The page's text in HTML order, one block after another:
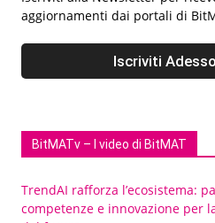
aggiornamenti dai portali di
BitMATv – I video di BitMAT
TrendAI rafforza l’ecosistema:
competenze e innovazione per